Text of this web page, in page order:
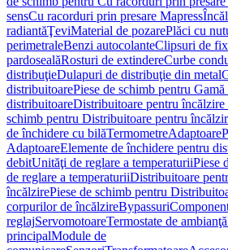
sensCu racorduri prin presare Mapress
radiantăŢeviMaterial de pozarePlăci cu
perimetraleBenzi autocolanteClipsuri de
pardosealăRosturi de extindereCurbe
distribuţieDulapuri de distribuţie din metal
distribuitoarePiese de schimb pentru Gamă
distribuitoareDistribuitoare pentru încălzire
schimb pentru Distribuitoare pentru
de închidere cu bilăTermometreAdaptoare
AdaptoareElemente de închidere pentru
debitUnităţi de reglare a temperaturiiPiese
de reglare a temperaturiiDistribuitoare
încălzirePiese de schimb pentru
corpurilor de încălzireBypassuri
reglajServomotoareTermostate de ambianţă
principalModule de